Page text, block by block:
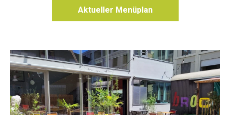
Aktueller Menüplan